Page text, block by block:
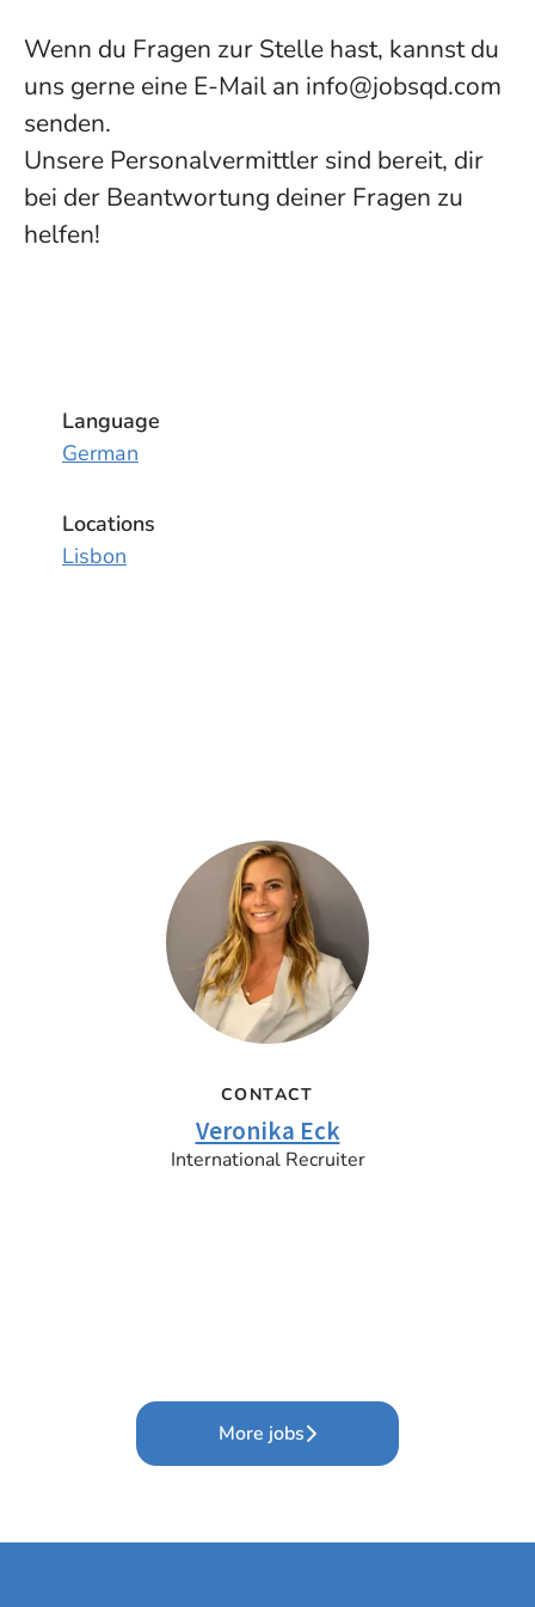
Wenn du Fragen zur Stelle hast, kannst du
uns gerne eine E-Mail an info@jobsqd.com
senden.
Unsere Personalvermittler sind bereit, dir
bei der Beantwortung deiner Fragen zu
helfen!
Language
German
Locations
Lisbon
CONTACT
Veronika Eck
International Recruiter
More jobs